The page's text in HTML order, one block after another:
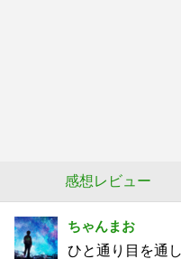
感想レビュー
ちゃんまお
ひと通り目を通